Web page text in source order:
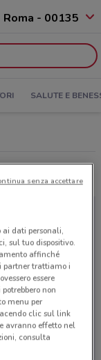
Roma - 00135
SALUTE E
dati personali,
sul tuo dispositivo.
affinché
partner trattiamo i
essere
non
menu per
clic sul link
avranno effetto nel
consulta
senza accettare